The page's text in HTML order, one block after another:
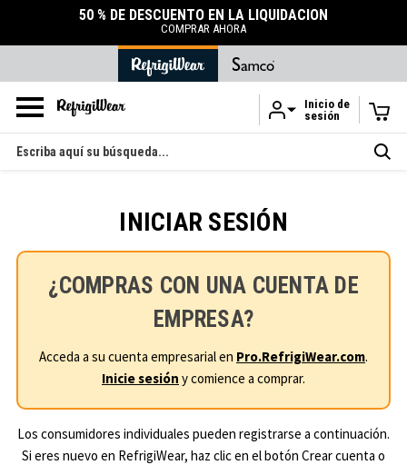
Ir al contenido principal
50 % DE DESCUENTO EN LA LIQUIDACIÓN
COMPRAR AHORA
Inicio de
sesión
Buscar
en
INICIAR SESIÓN
¿COMPRAS CON UNA CUENTA DE
EMPRESA?
Acceda a su cuenta empresarial en Pro.RefrigiWear.com.
Inicie sesión y comience a comprar.
Los consumidores individuales pueden registrarse a continuación.
Si eres nuevo en RefrigiWear, haz clic en el botón Crear cuenta o